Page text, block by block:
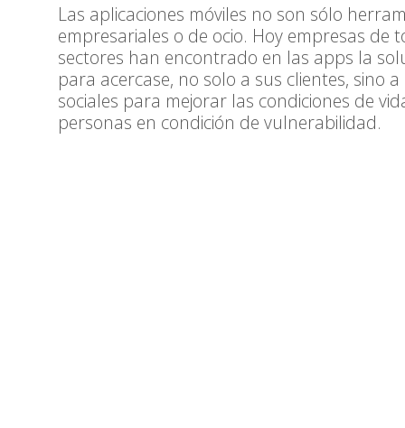
Las aplicaciones móviles no son sólo
empresariales o de ocio. Hoy empresas de
sectores han encontrado en las apps la
para acercase, no solo a sus clientes, sino
sociales para mejorar las condiciones de
personas en condición de vulnerabilidad.